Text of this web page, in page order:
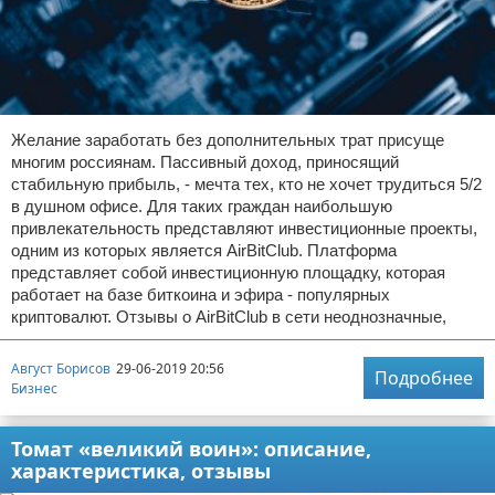
Желание заработать без дополнительных трат присуще
многим россиянам. Пассивный доход, приносящий
стабильную прибыль, - мечта тех, кто не хочет трудиться 5/2
в душном офисе. Для таких граждан наибольшую
привлекательность представляют инвестиционные проекты,
одним из которых является AirBitClub. Платформа
представляет собой инвестиционную площадку, которая
работает на базе биткоина и эфира - популярных
криптовалют. Отзывы о AirBitClub в сети неоднозначные,
Август Борисов 29-06-2019 20:56
Бизнес
Подробнее
Томат «великий воин»: описание,
характеристика, отзывы